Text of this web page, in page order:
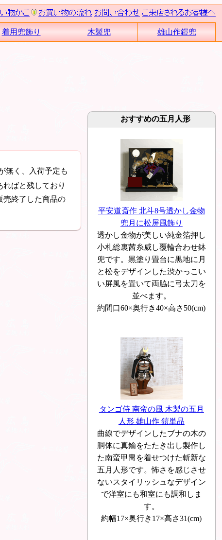
着用兜飾り 木製兜 雄山作鎧兜
無く、入荷予定も
ばと残しており
売終了した商品の
おすすめの五月人形
平安道斎作 北斗8号透かし金物
兜月に松屏風飾り
透かし金物が美しい純金箔押し
小札総裏茜糸威し覆輪合わせ鉢
兜です。黒塗り畳台に黒地に月
と松をデザインした渋かっこい
い屏風を置いて両脇に弓太刀を
並べます。
約間口60×奥行き40×高さ50(cm)
タンゴ侍 南蛮の風 木製の五月
人形 雄山作 鎧単品
曲線でデザインしたブナの木の
胴体に真鍮をたたき出し製作し
た南蛮甲冑を着せつけた斬新な
五月人形です。怖さを感じさせ
ないスタイリッシュなデザイン
で洋室にも和室にも調和しま
す。
約幅17×奥行き17×高さ31(cm)